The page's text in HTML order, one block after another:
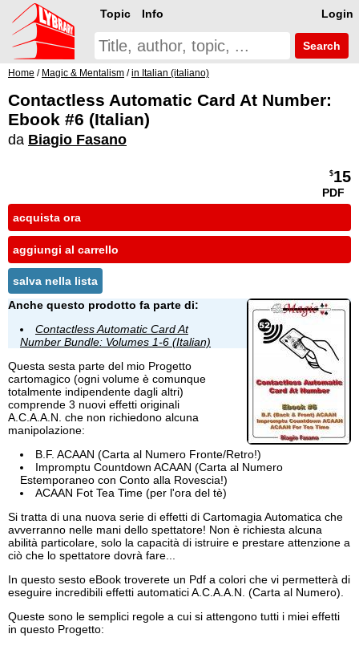
Login
Topic Info
Search
Home / Magic & Mentalism /in Italian (italiano)
Contactless Automatic Card At Number:
Ebook #6 (Italian)
da Biagio Fasano
$15
PDF
acquista ora
aggiungi al carrello
salva nella lista
Anche questo prodotto fa parte di:
Contactless Automatic Card At
Number Bundle: Volumes 1-6 (Italian)
Questa sesta parte del mio Progetto
cartomagico (ogni volume è comunque
totalmente indipendente dagli altri)
comprende 3 nuovi effetti originali
A.C.A.A.N. che non richiedono alcuna
manipolazione:
B.F. ACAAN (Carta al Numero Fronte/Retro!)
Impromptu Countdown ACAAN (Carta al Numero
Estemporaneo con Conto alla Rovescia!)
ACAAN Fot Tea Time (per l'ora del tè)
Si tratta di una nuova serie di effetti di Cartomagia Automatica che
avverranno nelle mani dello spettatore! Non è richiesta alcuna
abilità particolare, solo la capacità di istruire e prestare attenzione a
ciò che lo spettatore dovrà fare...
In questo sesto eBook troverete un Pdf a colori che vi permetterà di
eseguire incredibili effetti automatici A.C.A.A.N. (Carta al Numero).
Queste sono le semplici regole a cui si attengono tutti i miei effetti
in questo Progetto: